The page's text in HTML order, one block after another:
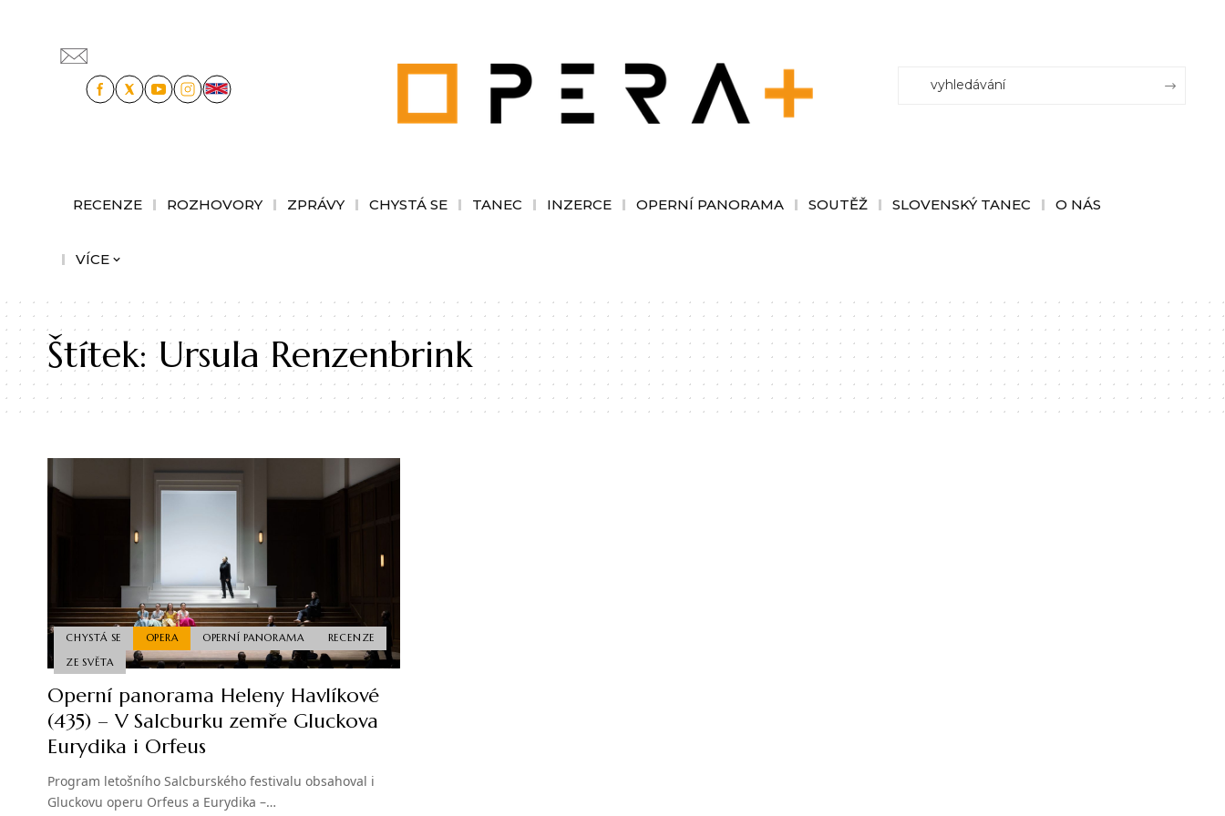
RECENZE ROZHOVORY ZPRÁVY CHYSTÁ SE TANEC INZERCE OPERNÍ PANORAMA SOUTĚŽ SLOVENSKÝ TANEC O NÁS
VÍCE
Štítek:Ursula Renzenbrink
CHYSTÁ SE OPERA OPERNÍ PANORAMA
RECENZE
ZE SVĚTA
Operní panorama Heleny Havlíkové
(435) – V Salcburku zemře Gluckova
Eurydika i Orfeus
Program letošního Salcburského festivalu obsahoval i
Gluckovu operu Orfeus a Eurydika –…